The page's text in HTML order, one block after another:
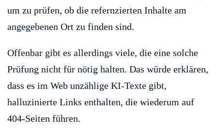
um zu prüfen, ob die refernzierten Inhalte am
angegebenen Ort zu finden sind.
Offenbar gibt es allerdings viele, die eine solche
Prüfung nicht für nötig halten. Das würde erklären,
dass es im Web unzählige KI-Texte gibt,
halluzinierte Links enthalten, die wiederum auf
404-Seiten führen.